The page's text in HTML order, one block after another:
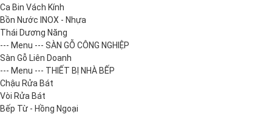
Ca Bin Vách Kính
Bồn Nước INOX - Nhựa
Thái Dương Năng
--- Menu --- SÀN GỖ CÔNG NGHIỆP
Sàn Gỗ Liên Doanh
--- Menu --- THIẾT BỊ NHÀ BẾP
Chậu Rửa Bát
Vòi Rửa Bát
Bếp Từ - Hồng Ngoại